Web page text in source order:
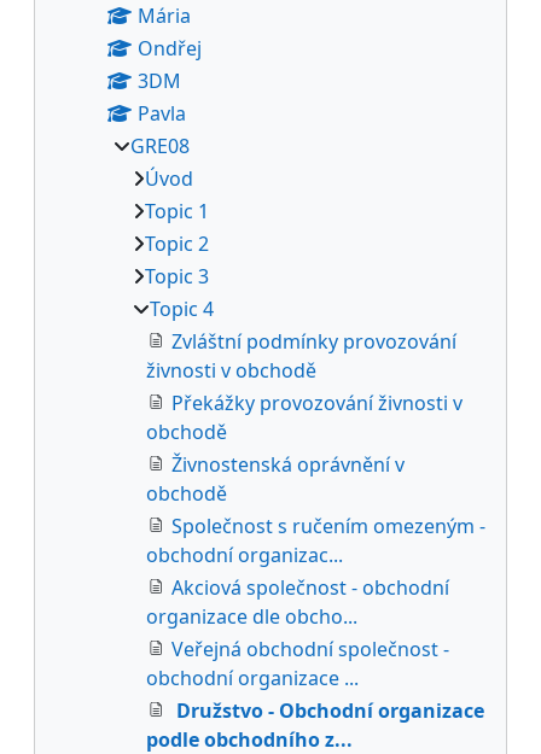
Mária
Ondřej
3DM
Pavla
GRE08
Úvod
Topic 1
Topic 2
Topic 3
Topic 4
Zvláštní podmínky provozování
živnosti v obchodě
Překážky provozování živnosti v
obchodě
Živnostenská oprávnění v
obchodě
Společnost s ručením omezeným -
obchodní organizac...
Akciová společnost - obchodní
organizace dle obcho...
Veřejná obchodní společnost -
obchodní organizace ...
Družstvo - Obchodní organizace
podle obchodního z...